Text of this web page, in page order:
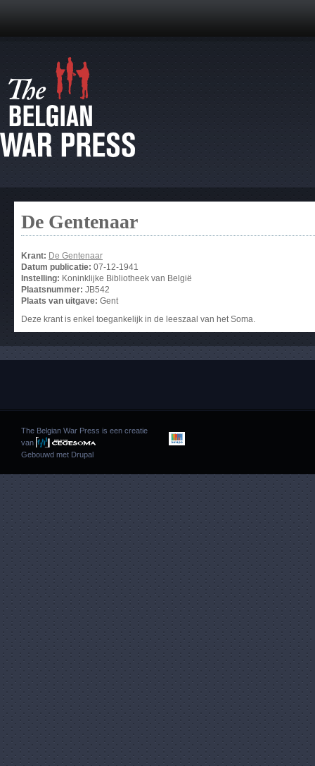
De Gentenaar
Krant: De Gentenaar
Datum publicatie: 07-12-1941
Instelling: Koninklijke Bibliotheek van België
Plaatsnummer: JB542
Plaats van uitgave: Gent
Deze krant is enkel toegankelijk in de leeszaal van het Soma.
The Belgian War Press is een creatie
van
Gebouwd met Drupal